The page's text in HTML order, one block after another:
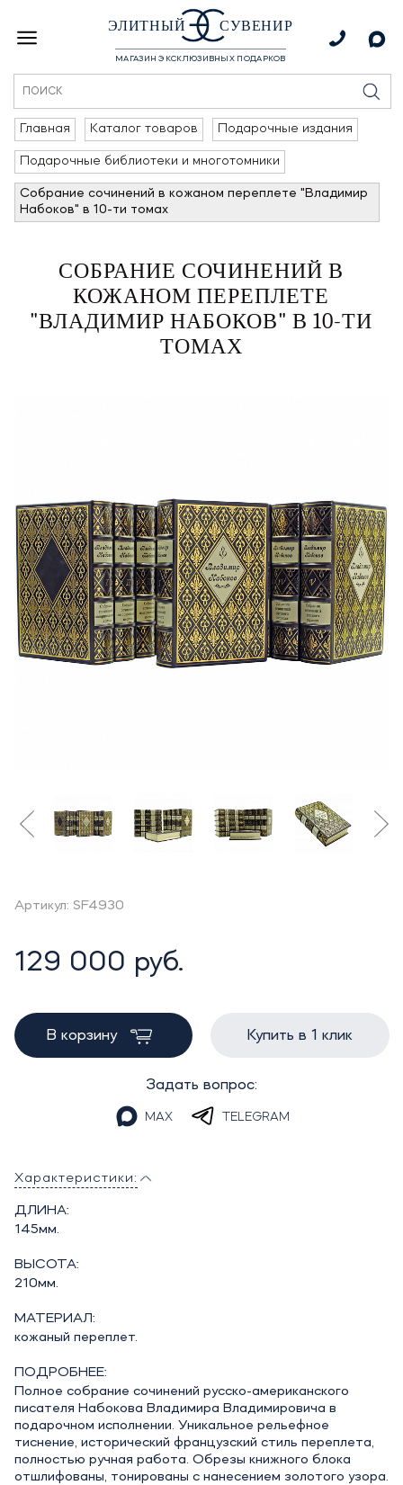
ЭЛИТНЫЙ СУВЕНИР
МАГАЗИН ЭКСКЛЮЗИВНЫХ ПОДАРКОВ
Главная Каталог товаров Подарочные издания
Подарочные библиотеки и многотомники
Собрание сочинений в кожаном переплете "Владимир
Набоков" в 10-ти томах
СОБРАНИЕ СОЧИНЕНИЙ В
КОЖАНОМ ПЕРЕПЛЕТЕ
"ВЛАДИМИР НАБОКОВ" В 10-ТИ
ТОМАХ
Артикул: SF4930
129 000 руб.
В корзину Купить в 1 клик
Задать вопрос:
MAX TELEGRAM
Характеристики:
ДЛИНА:
145мм.
ВЫСОТА:
210мм.
МАТЕРИАЛ:
кожаный переплет.
ПОДРОБНЕЕ:
Полное собрание сочинений русско-американского
писателя Набокова Владимира Владимировича в
подарочном исполнении. Уникальное рельефное
тиснение, исторический французский стиль переплета,
полностью ручная работа. Обрезы книжного блока
отшлифованы, тонированы с нанесением золотого узора.